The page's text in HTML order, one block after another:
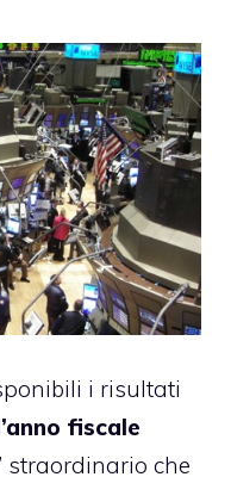
i risultati
fiscale
straordinario che